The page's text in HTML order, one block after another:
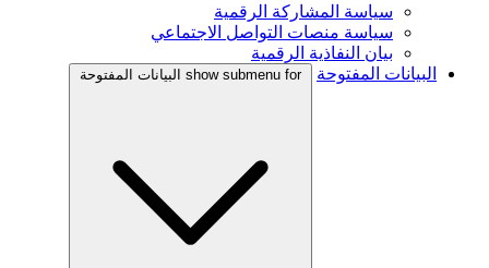
سياسة المشاركة الرقمية
سياسة منصات التواصل الاجتماعي
بيان النفاذية الرقمية
البيانات المفتوحة
show submenu for البيانات المفتوحة